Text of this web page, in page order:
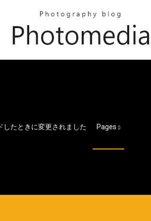
たときに変更されました Pages